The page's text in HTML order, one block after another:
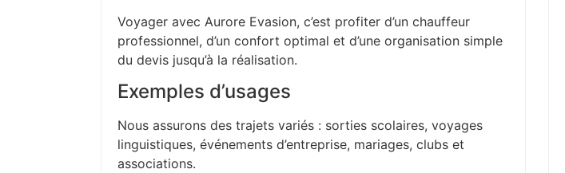
Voyager avec Aurore Evasion, c’est profiter d’un chauffeur
professionnel, d’un confort optimal et d’une organisation simple
du devis jusqu’à la réalisation.
Exemples d’usages
Nous assurons des trajets variés : sorties scolaires, voyages
linguistiques, événements d’entreprise, mariages, clubs et
associations.